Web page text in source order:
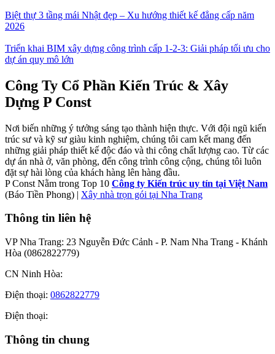
Biệt thự 3 tầng mái Nhật đẹp – Xu hướng thiết kế đẳng cấp năm
2026
Triển khai BIM xây dựng công trình cấp 1-2-3: Giải pháp tối ưu cho
dự án quy mô lớn
Công Ty Cổ Phần Kiến Trúc & Xây
Dựng P Const
Nơi biến những ý tưởng sáng tạo thành hiện thực. Với đội ngũ kiến
trúc sư và kỹ sư giàu kinh nghiệm, chúng tôi cam kết mang đến
những giải pháp thiết kế độc đáo và thi công chất lượng cao. Từ các
dự án nhà ở, văn phòng, đến công trình công cộng, chúng tôi luôn
đặt sự hài lòng của khách hàng lên hàng đầu.
P Const Nằm trong Top 10 Công ty Kiến trúc uy tín tại Việt Nam
(Báo Tiền Phong) | Xây nhà trọn gói tại Nha Trang
Thông tin liên hệ
VP Nha Trang: 23 Nguyễn Đức Cảnh - P. Nam Nha Trang - Khánh
Hòa (0862822779)
CN Ninh Hòa:
Điện thoại: 0862822779
Điện thoại:
Thông tin chung